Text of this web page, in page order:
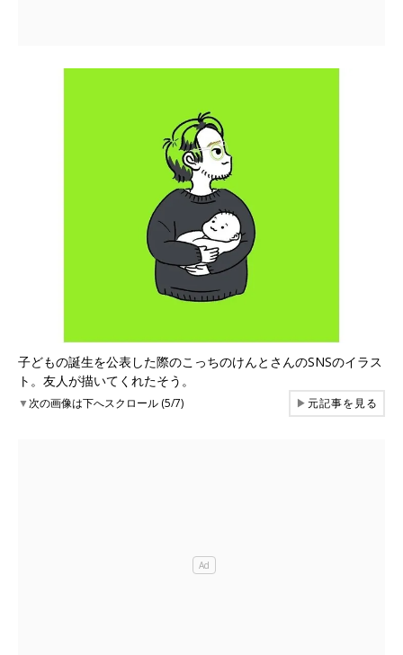
子どもの誕生を公表した際のこっちのけんとさんのSNSのイラス
ト。友人が描いてくれたそう。
▼次の画像は下へスクロール (5/7) ▶元記事を見る